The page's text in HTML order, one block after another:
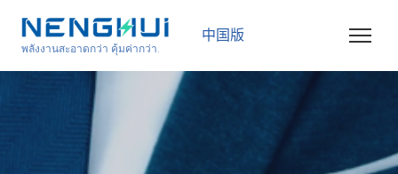
พลังงานสะอาดกว่า คุ้มค่ากว่า.
中国版